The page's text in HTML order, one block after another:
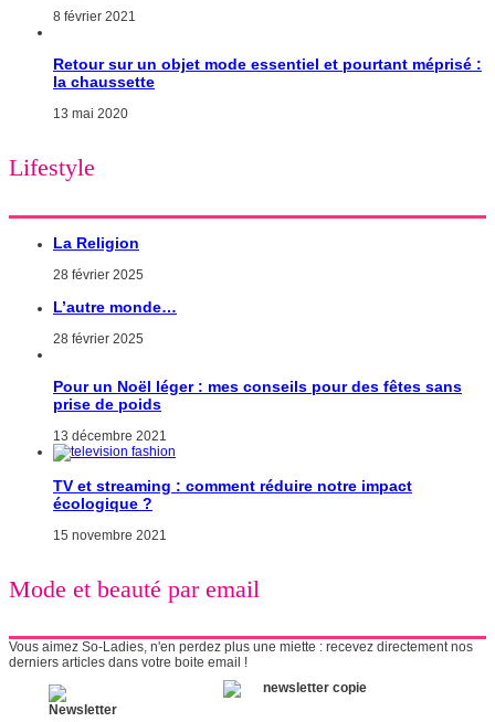
8 février 2021
Retour sur un objet mode essentiel et pourtant méprisé :
la chaussette
13 mai 2020
Lifestyle
La Religion
28 février 2025
L’autre monde…
28 février 2025
Pour un Noël léger : mes conseils pour des fêtes sans
prise de poids
13 décembre 2021
TV et streaming : comment réduire notre impact
écologique ?
15 novembre 2021
Mode et beauté par email
Vous aimez So-Ladies, n'en perdez plus une miette : recevez directement nos
derniers articles dans votre boite email !